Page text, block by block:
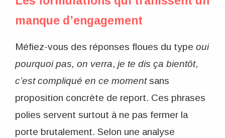
manque d’engagement
Méfiez-vous des réponses floues du type oui
pourquoi pas, on verra, je te dis ça bientôt,
c’est compliqué en ce momentsans
proposition concrète de report. Ces phrases
polies servent surtout à ne pas fermer la
porte brutalement. Selon une analyse